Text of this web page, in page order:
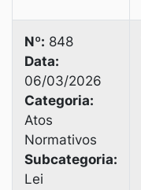
Nº: 848
Data:
06/03/2026
Categoria:
Atos
Normativos
Subcategoria:
Lei